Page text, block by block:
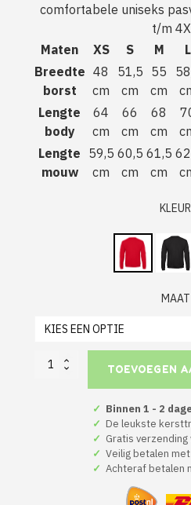
comfortabele uniseks
t/m
Maten
XS S M L
Breedte
borst
48
cm
51,5
cm
55
cm
Lengte
body
64
cm
66
cm
68
cm
Lengte
mouw
59,5
cm
60,5
cm
61,5
cm
KLEUR
MAAT
Foute
TOEVOEGEN
✓ Binnen 1 - 2
✓ De leukste
✓ Gratis verzending
✓ Veilig betalen met
✓ Achteraf betalen